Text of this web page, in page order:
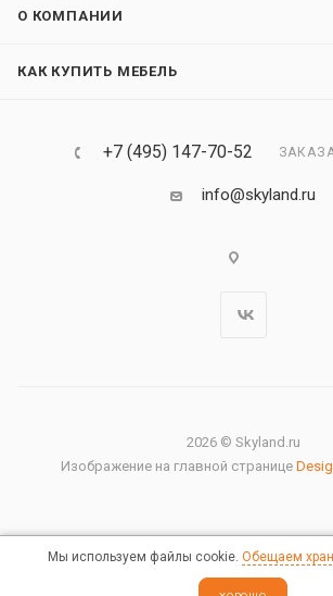
О КОМПАНИИ
КАК КУПИТЬ МЕБЕЛЬ
+7 (495) 147-70-52
info@skyland.ru
2026 © Skyland.ru
Изображение на главной странице
Правовая информация
Мы используем файлы cookie. Обещаем